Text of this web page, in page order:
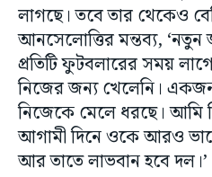
লাগছে। তবে তার থেকেও
আনসেলোত্তির মন্তব্য, ‘নতুন
প্রতিটি ফুটবলারের সময়
নিজের জন্য খেলেনি। একজন
নিজেকে মেলে ধরছে। আমি
আগামী দিনে ওকে আরও
আর তাতে লাভবান হবে দল।’